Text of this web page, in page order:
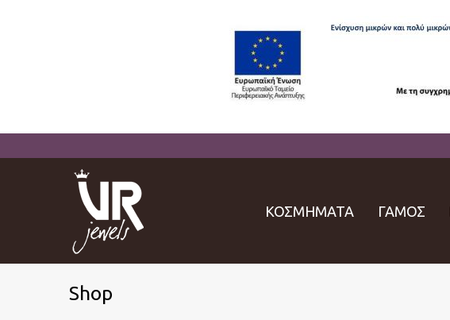
ΚΟΣΜΗΜΑΤΑ ΓΑΜΟΣ
Shop